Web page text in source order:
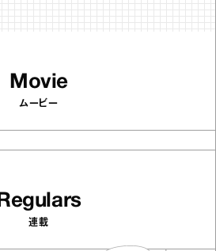
Movie
ムービー
Regulars
連載